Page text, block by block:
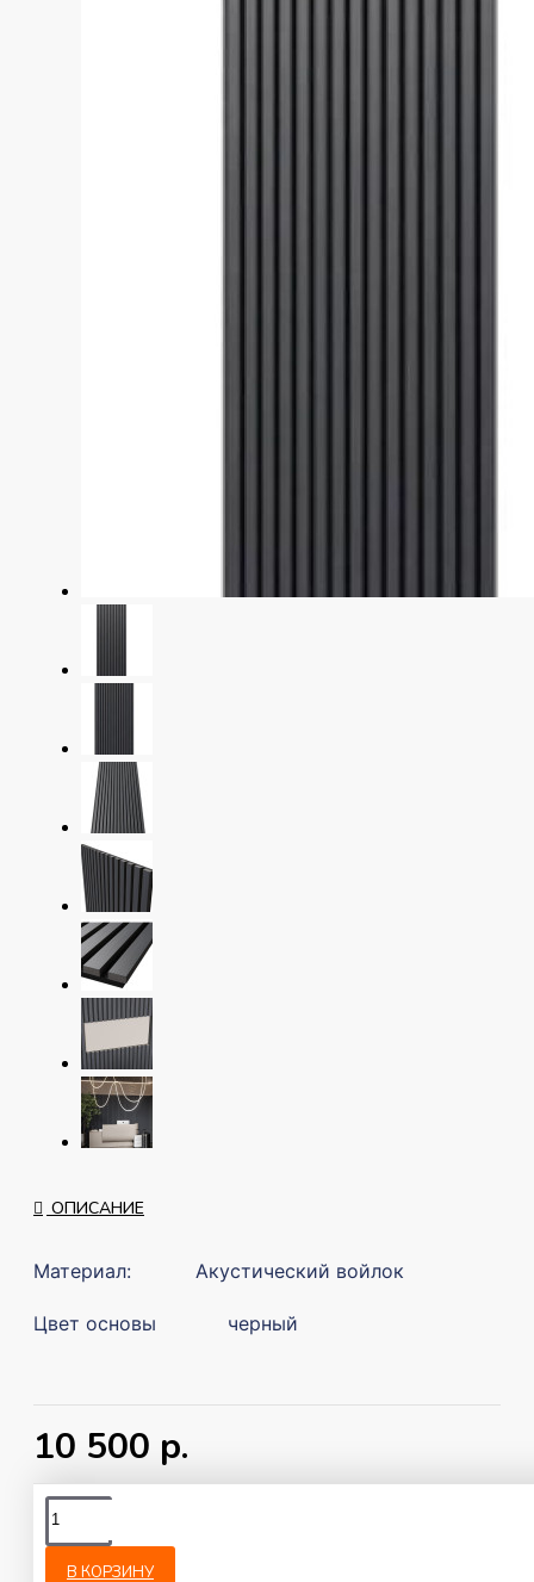
ОПИСАНИЕ
Материал: Акустический войлок
Цвет основы
черный
реек:
Количество
реек:
15 шт
Ширина реек:
10 500 р.
В КОРЗИНУ
Из этой категории